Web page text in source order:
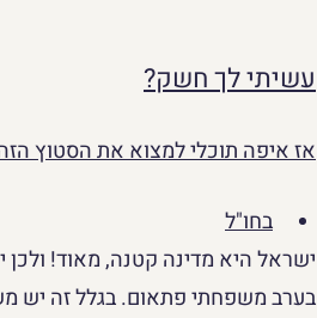
עשיתי לך חשק?
אז איפה תוכלי למצוא את הסטוץ
בחו"ל
ישראל היא מדינה קטנה, מאוד! ולכן
בערב משפחתי פתאום. בגלל זה יש